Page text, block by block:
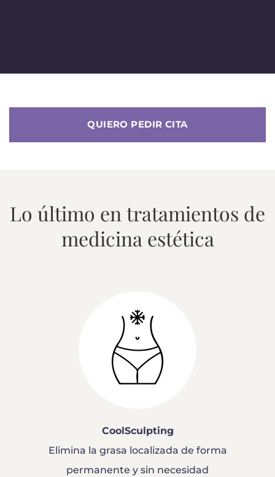
QUIERO PEDIR CITA
Lo último en tratamientos de
medicina estética
CoolSculpting
Elimina la grasa localizada de forma
permanente y sin necesidad